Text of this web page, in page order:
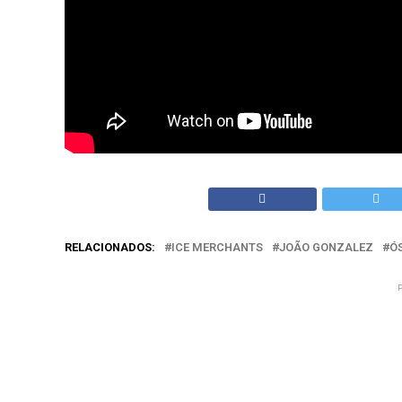
RELACIONADOS: ICE MERCHANTS JOÃO GONZALEZ